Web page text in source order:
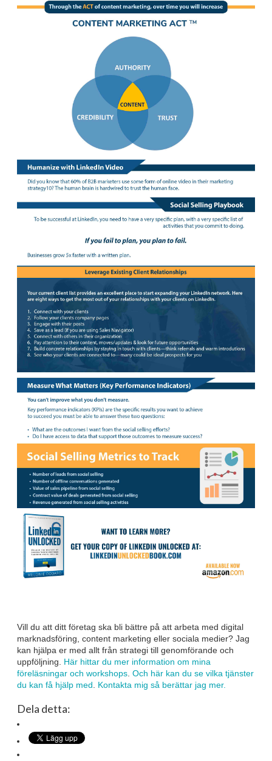
Vill du att ditt företag ska bli bättre på att arbeta med digital
marknadsföring, content marketing eller sociala medier? Jag
kan hjälpa er med allt från strategi till genomförande och
uppföljning. Här hittar du mer information om mina
föreläsningar och workshops Och här kan du se vilka tjänster
du kan få hjälp med
Kontakta mig så berättar jag mer.
Dela detta: